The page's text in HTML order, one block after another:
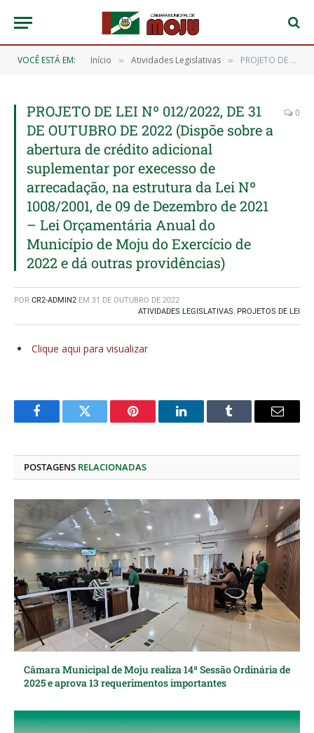
VOCÊ ESTÁ EM: Início » Atividades Legislativas » PROJETO DE LEI Nº 012/2022, DE 31 DE OUTUBRO DE 2022 (Dispõe sobre a abertura de crédito adicional suplementar por execesso de arrecadação, na estrutura da Lei Nº 1008/2001, de 09 de Dezembro de 2021 – Lei Orçamentária Anual do Município de Moju do Exercício de 2022 e dá outras providências)
PROJETO DE LEI Nº 012/2022, DE 31
DE OUTUBRO DE 2022 (Dispõe sobre a
abertura de crédito adicional
suplementar por execesso de
arrecadação, na estrutura da Lei Nº
1008/2001, de 09 de Dezembro de 2021
– Lei Orçamentária Anual do
Município de Moju do Exercício de
2022 e dá outras providências)
0
POR CR2-ADMIN2 EM 31 DE OUTUBRO DE 2022
ATIVIDADES LEGISLATIVAS, PROJETOS DE LEI
Clique aqui para visualizar
FacebookTwitter Pinterest O
Tumblr
E-
POSTAGENS RELACIONADAS
Câmara Municipal de Moju realiza 14ª Sessão Ordinária de
2025 e aprova 13 requerimentos importantes